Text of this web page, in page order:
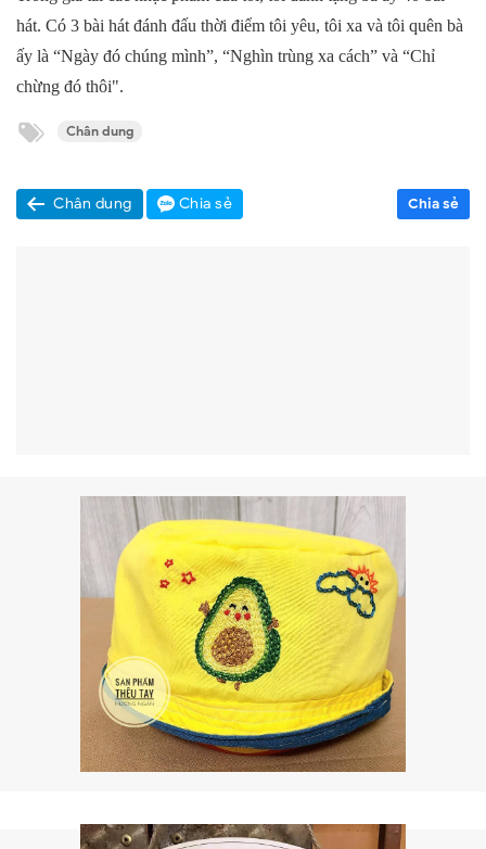
hát. Có 3 bài hát đánh đấu thời điểm tôi yêu, tôi xa và tôi quên bà
ấy là “Ngày đó chúng mình”, “Nghìn trùng xa cách” và “Chỉ
chừng đó thôi".
Chân dung
Chân dung Chia sẻ Chia sẻ